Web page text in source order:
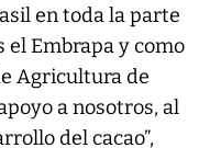
en toda la parte
el Embrapa y como
Agricultura de
a nosotros, al
del cacao”,